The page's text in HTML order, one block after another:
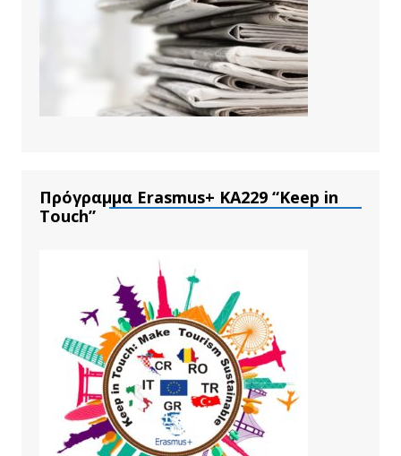
Πρόγραμμα Erasmus+ ΚΑ229 “Keep in
Touch”